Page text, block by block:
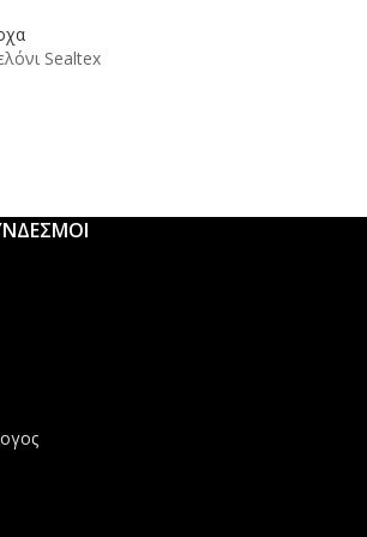
Sealtex